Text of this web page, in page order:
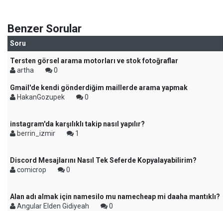
Benzer Sorular
Soru
Tersten görsel arama motorları ve stok fotoğraflar
artha
0
Gmail'de kendi gönderdiğim maillerde arama yapmak
HakanGozupek
0
instagram'da karşılıklı takip nasıl yapılır?
berrin_izmir
1
Discord Mesajlarını Nasıl Tek Seferde Kopyalayabilirim?
comicrop
0
Alan adı almak için namesilo mu namecheap mi daaha mantıklı?
Angular Elden Gidiyeah
0